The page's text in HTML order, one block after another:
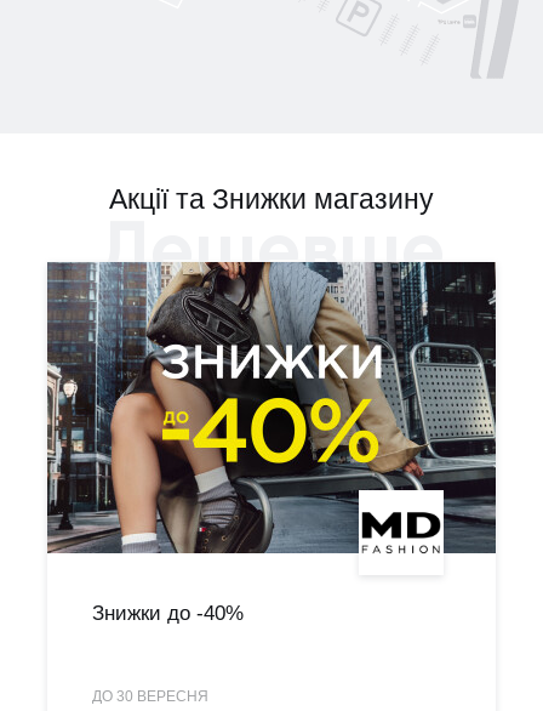
Акції та Знижки магазину
Дешевше
Знижки до -40%
ДО 30 ВЕРЕСНЯ